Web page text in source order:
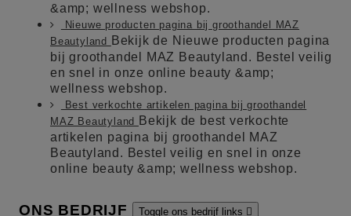
&amp; wellness webshop.
Nieuwe producten pagina bij groothandel MAZ
Beautyland
Bekijk de Nieuwe producten pagina
bij groothandel MAZ Beautyland. Bestel veilig
en snel in onze online beauty &amp;
wellness webshop.
Best verkochte artikelen pagina bij groothandel
MAZ Beautyland
Bekijk de best verkochte
artikelen pagina bij groothandel MAZ
Beautyland. Bestel veilig en snel in onze
online beauty &amp; wellness webshop.
ONS BEDRIJF Toggle ons bedrijf links 